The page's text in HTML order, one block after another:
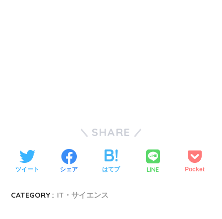
SHARE
ツイート シェア はてブ LINE Pocket
CATEGORY : IT・サイエンス